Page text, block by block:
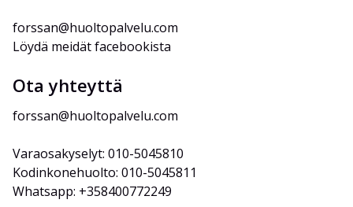
forssan@huoltopalvelu.com
Löydä meidät facebookista
Ota yhteyttä
forssan@huoltopalvelu.com
Varaosakyselyt: 010-5045810
Kodinkonehuolto: 010-5045811
Whatsapp: +358400772249